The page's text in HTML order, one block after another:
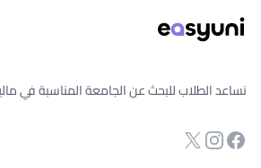
نساعد الطلاب للبحث عن الجامعة المناسبة في
صفحة الفيسبوك
انستجرام
Twitter